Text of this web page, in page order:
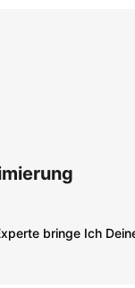
bringe Ich